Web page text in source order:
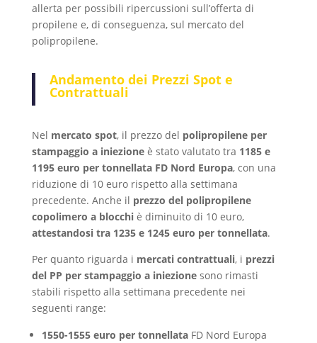
allerta per possibili ripercussioni sull’offerta di
propilene e, di conseguenza, sul mercato del
polipropilene.
Andamento dei Prezzi Spot e
Contrattuali
Nel mercato spot, il prezzo del polipropilene per
stampaggio a iniezioneè stato valutato tra 1185 e
1195 euro per tonnellata FD Nord Europa, con una
riduzione di 10 euro rispetto alla settimana
precedente. Anche il prezzo del polipropilene
copolimero a blocchiè diminuito di 10 euro,
attestandosi tra 1235 e 1245 euro per tonnellata.
Per quanto riguarda i mercati contrattuali, i prezzi
del PP per stampaggio a iniezionesono rimasti
stabili rispetto alla settimana precedente nei
seguenti range:
1550-1555 euro per tonnellataFD Nord Europa